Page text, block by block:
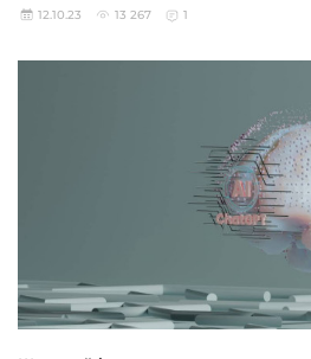
12.10.23 13 267 1